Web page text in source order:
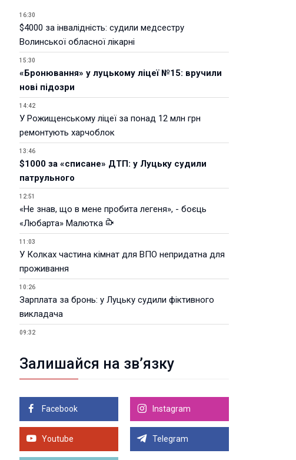
16:30
$4000 за інвалідність: судили медсестру
Волинської обласної лікарні
15:30
«Бронювання» у луцькому ліцеї №15: вручили
нові підозри
14:42
У Рожищенському ліцеї за понад 12 млн грн
ремонтують харчоблок
13:46
$1000 за «списане» ДТП: у Луцьку судили
патрульного
12:51
«Не знав, що в мене пробита легеня», - боєць
«Любарта» Малютка
11:03
У Колках частина кімнат для ВПО непридатна для
проживання
10:26
Зарплата за бронь: у Луцьку судили фіктивного
викладача
09:32
05.08.2026 21:18
Порівняння телеоб'єктивів Sigma Sports та Sony G-
05.08.2026 21:00
У Луцьку на 99,9% готовий новий Державний
ветеранський простір. ВІДЕО
Більше новин
Залишайся на зв’язку
Facebook Instagram
Youtube Telegram